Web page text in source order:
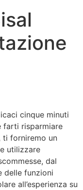
cinque minuti
farti risparmiare
ti forniremo un
utilizzare
dal
delle funzioni
all’esperienza su